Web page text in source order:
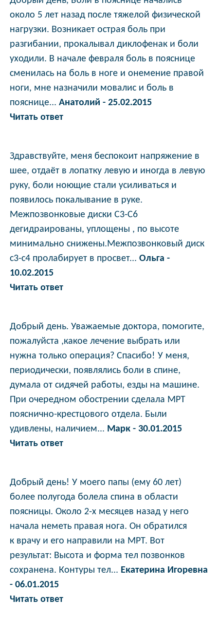
около 5 лет назад после тяжелой физической
нагрузки. Возникает острая боль при
разгибании, прокалывал диклофенак и боли
уходили. В начале февраля боль в пояснице
сменилась на боль в ноге и онемение правой
ноги, мне назначили мовалис и боль в
пояснице... Анатолий - 25.02.2015
Читать ответ
Здравствуйте, меня беспокоит напряжение в
шее, отдаёт в лопатку левую и иногда в левую
руку, боли ноющие стали усиливаться и
появилось покалывание в руке.
Межпозвонковые диски С3-С6
дегидраированы, уплощены , по высоте
минимально снижены.Межпозвонковый диск
с3-с4 пролабирует в просвет... Ольга -
10.02.2015
Читать ответ
Добрый день. Уважаемые доктора, помогите,
пожалуйста ,какое лечение выбрать или
нужна только операция? Спасибо! У меня,
периодически, появлялись боли в спине,
думала от сидячей работы, езды на машине.
При очередном обострении сделала МРТ
пояснично-крестцового отдела. Были
удивлены, наличием... Марк - 30.01.2015
Читать ответ
Добрый день! У моего папы (ему 60 лет)
более полугода болела спина в области
поясницы. Около 2-х месяцев назад у него
начала неметь правая нога. Он обратился
к врачу и его направили на МРТ. Вот
результат: Высота и форма тел позвонков
сохранена. Контуры тел... Екатерина Игоревна
- 06.01.2015
Читать ответ